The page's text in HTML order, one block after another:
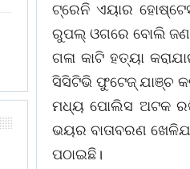
ଟ୍ରେନି ଏୟାର
ରୁପଲ୍ ଓଗରେ ବୋଲି
ଗଳା କାଟି ହତ୍ୟା
ସିସିଟିଭି ଫୁଟେଜ୍ ଯାଞ୍ଚ
ମଧ୍ୟ ପୋଲିସ ଅଟକ
ଭୟର ବାତାବରଣ
ପଠାଇଛି।